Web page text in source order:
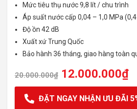
Mức tiêu thụ nước 9,8 lít / chu trình
Áp suất nước cấp 0,04 – 1,0 MPa
Độ ồn 42 dB
Xuất xứ Trung Quốc
Bảo hành 36 tháng, giao hàng toàn
20.000.000₫ 12.000.000₫
ĐẶT NGAY NHẬN ƯU ĐÃI